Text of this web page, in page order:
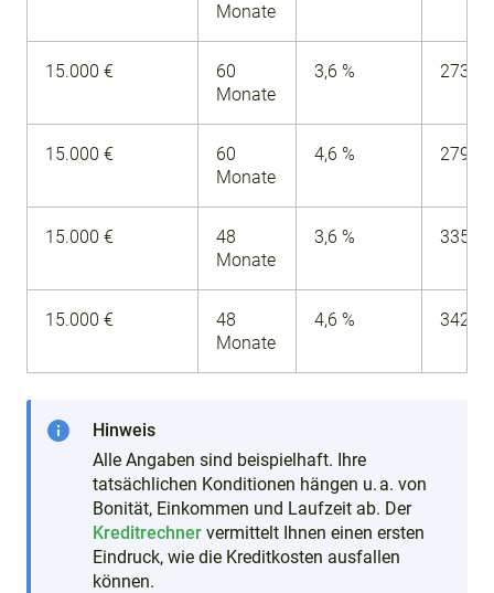
Monate
15.000 €
60
Monate
3,6 %
15.000 €
60
Monate
4,6 %
15.000 €
48
Monate
3,6 %
15.000 €
48
Monate
4,6 %
info
Hinweis
Alle Angaben sind beispielhaft. Ihre
tatsächlichen Konditionen hängen u. a. von
Bonität, Einkommen und Laufzeit ab. Der
Kreditrechner vermittelt Ihnen einen ersten
Eindruck, wie die Kreditkosten ausfallen
können.